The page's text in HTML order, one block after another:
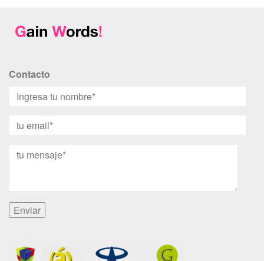
Contacto